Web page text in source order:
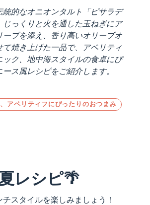
統的なオニオンタルト「ピサラデ
じっくりと火を通した玉ねぎにア
ーブを添え、香り高いオリーブオ
て焼き上げた一品で、アペリティ
ック、地中海スタイルの食卓にぴ
ス風レシピをご紹介します。
アペリティフにぴったりのおつまみ
レシピ🌴
チスタイルを楽しみましょう！